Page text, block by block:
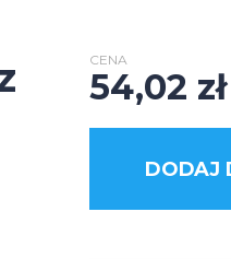
CENA
54,02 zł
DODAJ